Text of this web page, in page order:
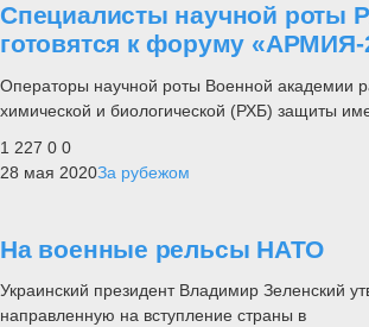
Специалисты научной роты
готовятся к форуму «АРМИЯ-
Операторы научной роты Военной академии
химической и биологической (РХБ) защиты
1 227 0 0
28 мая 2020За рубежом
На военные рельсы НАТО
Украинский президент Владимир Зеленский
направленную на вступление страны в